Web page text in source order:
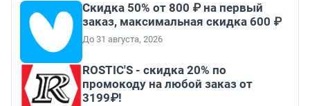
Скидка 50% от 800 ₽ на первый
заказ, максимальная скидка 600 ₽
До 31 августа, 2026
ROSTIC'S - скидка 20% по
промокоду на любой заказ от
3199₽!